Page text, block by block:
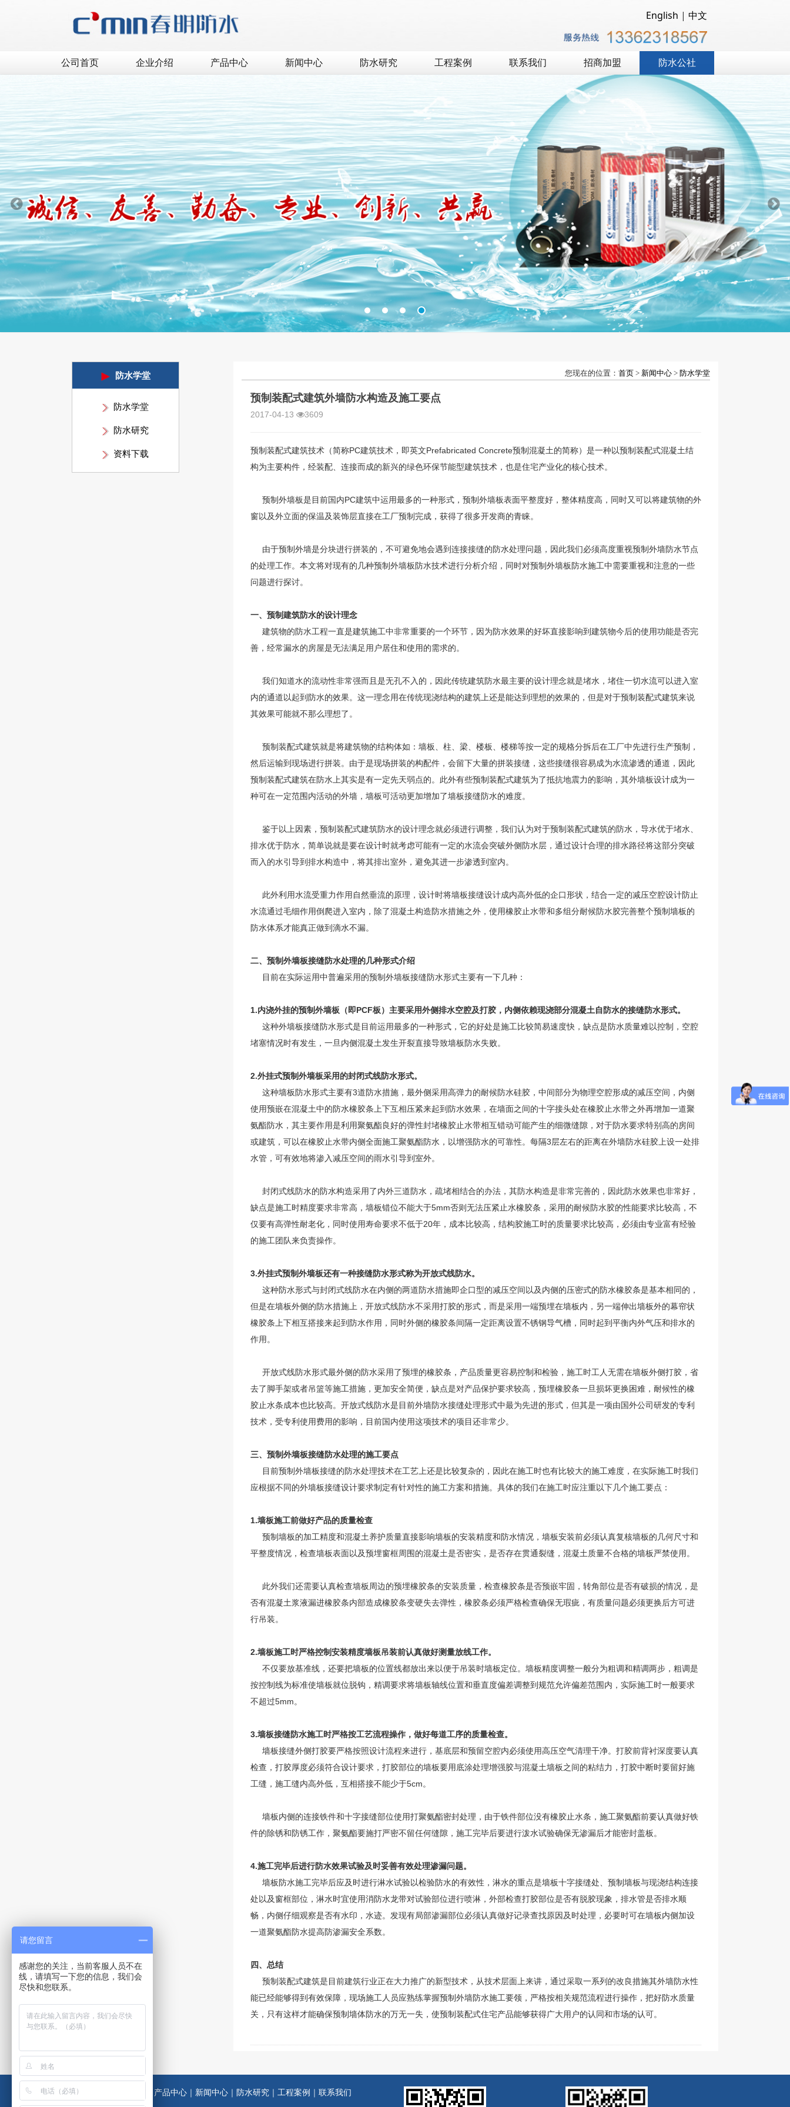
English | 中文
公司首页 企业介绍 产品中心 新闻中心 防水研究 工程案例 联系我们 招商加盟 防水公社
防水学堂
防水学堂
防水研究
资料下载
您现在的位置： 首页 > 新闻中心 > 防水学堂
预制装配式建筑外墙防水构造及施工要点
2017-04-13 3609
预制装配式建筑技术（简称PC建筑技术，即英文Prefabricated Concrete预制混凝土的简称）是一种以预制装配式混凝土结
构为主要构件，经装配、连接而成的新兴的绿色环保节能型建筑技术，也是住宅产业化的核心技术。
预制外墙板是目前国内PC建筑中运用最多的一种形式，预制外墙板表面平整度好，整体精度高，同时又可以将建筑物的外
窗以及外立面的保温及装饰层直接在工厂预制完成，获得了很多开发商的青睐。
由于预制外墙是分块进行拼装的，不可避免地会遇到连接接缝的防水处理问题，因此我们必须高度重视预制外墙防水节点
的处理工作。本文将对现有的几种预制外墙板防水技术进行分析介绍，同时对预制外墙板防水施工中需要重视和注意的一些
问题进行探讨。
一、预制建筑防水的设计理念
建筑物的防水工程一直是建筑施工中非常重要的一个环节，因为防水效果的好坏直接影响到建筑物今后的使用功能是否完
善，经常漏水的房屋是无法满足用户居住和使用的需求的。
我们知道水的流动性非常强而且是无孔不入的，因此传统建筑防水最主要的设计理念就是堵水，堵住一切水流可以进入室
内的通道以起到防水的效果。这一理念用在传统现浇结构的建筑上还是能达到理想的效果的，但是对于预制装配式建筑来说
其效果可能就不那么理想了。
预制装配式建筑就是将建筑物的结构体如：墙板、柱、梁、楼板、楼梯等按一定的规格分拆后在工厂中先进行生产预制，
然后运输到现场进行拼装。由于是现场拼装的构配件，会留下大量的拼装接缝，这些接缝很容易成为水流渗透的通道，因此
预制装配式建筑在防水上其实是有一定先天弱点的。此外有些预制装配式建筑为了抵抗地震力的影响，其外墙板设计成为一
种可在一定范围内活动的外墙，墙板可活动更加增加了墙板接缝防水的难度。
鉴于以上因素，预制装配式建筑防水的设计理念就必须进行调整，我们认为对于预制装配式建筑的防水，导水优于堵水、
排水优于防水，简单说就是要在设计时就考虑可能有一定的水流会突破外侧防水层，通过设计合理的排水路径将这部分突破
而入的水引导到排水构造中，将其排出室外，避免其进一步渗透到室内。
此外利用水流受重力作用自然垂流的原理，设计时将墙板接缝设计成内高外低的企口形状，结合一定的减压空腔设计防止
水流通过毛细作用倒爬进入室内，除了混凝土构造防水措施之外，使用橡胶止水带和多组分耐候防水胶完善整个预制墙板的
防水体系才能真正做到滴水不漏。
二、预制外墙板接缝防水处理的几种形式介绍
目前在实际运用中普遍采用的预制外墙板接缝防水形式主要有一下几种：
1.内浇外挂的预制外墙板（即PCF板）主要采用外侧排水空腔及打胶，内侧依赖现浇部分混凝土自防水的接缝防水形式。
这种外墙板接缝防水形式是目前运用最多的一种形式，它的好处是施工比较简易速度快，缺点是防水质量难以控制，空腔
堵塞情况时有发生，一旦内侧混凝土发生开裂直接导致墙板防水失败。
2.外挂式预制外墙板采用的封闭式线防水形式。
这种墙板防水形式主要有3道防水措施，最外侧采用高弹力的耐候防水硅胶，中间部分为物理空腔形成的减压空间，内侧
使用预嵌在混凝土中的防水橡胶条上下互相压紧来起到防水效果，在墙面之间的十字接头处在橡胶止水带之外再增加一道聚
氨酯防水，其主要作用是利用聚氨酯良好的弹性封堵橡胶止水带相互错动可能产生的细微缝隙，对于防水要求特别高的房间
或建筑，可以在橡胶止水带内侧全面施工聚氨酯防水，以增强防水的可靠性。每隔3层左右的距离在外墙防水硅胶上设一处排
水管，可有效地将渗入减压空间的雨水引导到室外。
封闭式线防水的防水构造采用了内外三道防水，疏堵相结合的办法，其防水构造是非常完善的，因此防水效果也非常好，
缺点是施工时精度要求非常高，墙板错位不能大于5mm否则无法压紧止水橡胶条，采用的耐候防水胶的性能要求比较高，不
仅要有高弹性耐老化，同时使用寿命要求不低于20年，成本比较高，结构胶施工时的质量要求比较高，必须由专业富有经验
的施工团队来负责操作。
3.外挂式预制外墙板还有一种接缝防水形式称为开放式线防水。
这种防水形式与封闭式线防水在内侧的两道防水措施即企口型的减压空间以及内侧的压密式的防水橡胶条是基本相同的，
但是在墙板外侧的防水措施上，开放式线防水不采用打胶的形式，而是采用一端预埋在墙板内，另一端伸出墙板外的幕帘状
橡胶条上下相互搭接来起到防水作用，同时外侧的橡胶条间隔一定距离设置不锈钢导气槽，同时起到平衡内外气压和排水的
作用。
开放式线防水形式最外侧的防水采用了预埋的橡胶条，产品质量更容易控制和检验，施工时工人无需在墙板外侧打胶，省
去了脚手架或者吊篮等施工措施，更加安全简便，缺点是对产品保护要求较高，预埋橡胶条一旦损坏更换困难，耐候性的橡
胶止水条成本也比较高。开放式线防水是目前外墙防水接缝处理形式中最为先进的形式，但其是一项由国外公司研发的专利
技术，受专利使用费用的影响，目前国内使用这项技术的项目还非常少。
三、预制外墙板接缝防水处理的施工要点
目前预制外墙板接缝的防水处理技术在工艺上还是比较复杂的，因此在施工时也有比较大的施工难度，在实际施工时我们
应根据不同的外墙板接缝设计要求制定有针对性的施工方案和措施。具体的我们在施工时应注重以下几个施工要点：
1.墙板施工前做好产品的质量检查
预制墙板的加工精度和混凝土养护质量直接影响墙板的安装精度和防水情况，墙板安装前必须认真复核墙板的几何尺寸和
平整度情况，检查墙板表面以及预埋窗框周围的混凝土是否密实，是否存在贯通裂缝，混凝土质量不合格的墙板严禁使用。
此外我们还需要认真检查墙板周边的预埋橡胶条的安装质量，检查橡胶条是否预嵌牢固，转角部位是否有破损的情况，是
否有混凝土浆液漏进橡胶条内部造成橡胶条变硬失去弹性，橡胶条必须严格检查确保无瑕疵，有质量问题必须更换后方可进
行吊装。
2.墙板施工时严格控制安装精度墙板吊装前认真做好测量放线工作。
不仅要放基准线，还要把墙板的位置线都放出来以便于吊装时墙板定位。墙板精度调整一般分为粗调和精调两步，粗调是
按控制线为标准使墙板就位脱钩，精调要求将墙板轴线位置和垂直度偏差调整到规范允许偏差范围内，实际施工时一般要求
不超过5mm。
3.墙板接缝防水施工时严格按工艺流程操作，做好每道工序的质量检查。
墙板接缝外侧打胶要严格按照设计流程来进行，基底层和预留空腔内必须使用高压空气清理干净。打胶前背衬深度要认真
检查，打胶厚度必须符合设计要求，打胶部位的墙板要用底涂处理增强胶与混凝土墙板之间的粘结力，打胶中断时要留好施
工缝，施工缝内高外低，互相搭接不能少于5cm。
墙板内侧的连接铁件和十字接缝部位使用打聚氨酯密封处理，由于铁件部位没有橡胶止水条，施工聚氨酯前要认真做好铁
件的除锈和防锈工作，聚氨酯要施打严密不留任何缝隙，施工完毕后要进行泼水试验确保无渗漏后才能密封盖板。
4.施工完毕后进行防水效果试验及时妥善有效处理渗漏问题。
墙板防水施工完毕后应及时进行淋水试验以检验防水的有效性，淋水的重点是墙板十字接缝处、预制墙板与现浇结构连接
处以及窗框部位，淋水时宜使用消防水龙带对试验部位进行喷淋，外部检查打胶部位是否有脱胶现象，排水管是否排水顺
畅，内侧仔细观察是否有水印，水迹。发现有局部渗漏部位必须认真做好记录查找原因及时处理，必要时可在墙板内侧加设
一道聚氨酯防水提高防渗漏安全系数。
四、总结
预制装配式建筑是目前建筑行业正在大力推广的新型技术，从技术层面上来讲，通过采取一系列的改良措施其外墙防水性
能已经能够得到有效保障，现场施工人员应熟练掌握预制外墙防水施工要领，严格按相关规范流程进行操作，把好防水质量
关，只有这样才能确保预制墙体防水的万无一失，使预制装配式住宅产品能够获得广大用户的认同和市场的认可。
公司首页 产品中心 新闻中心 防水研究 工程案例 联系我们
请您留言
感谢您的关注，当前客服人员不在
线，请填写一下您的信息，我们会
尽快和您联系。